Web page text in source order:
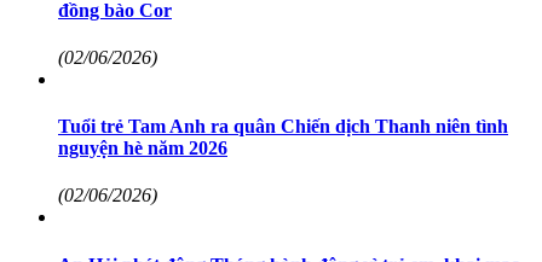
đồng bào Cor
(02/06/2026)
Tuổi trẻ Tam Anh ra quân Chiến dịch Thanh niên tình
nguyện hè năm 2026
(02/06/2026)